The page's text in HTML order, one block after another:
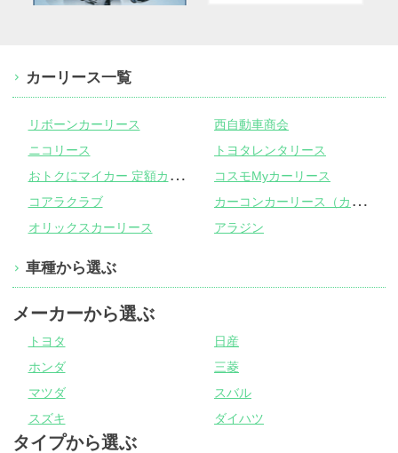
カーリース一覧
リボーンカーリース
西自動車商会
ニコリース
トヨタレンタリース
お
トクにマイカー 定額カルモくん
コスモMyカーリース
コアラクラブ
カ
ーコンカーリース（カーコンビニ倶楽部）
オリックスカーリース アラジン
車種から選ぶ
メーカーから選ぶ
トヨタ
日産
ホンダ
三菱
マツダ
スバル
スズキ
ダイハツ
タイプから選ぶ